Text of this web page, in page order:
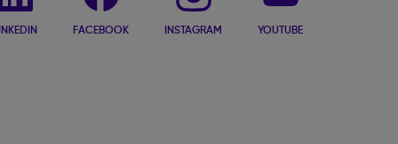
FACEBOOK INSTAGRAM YOUTUBE